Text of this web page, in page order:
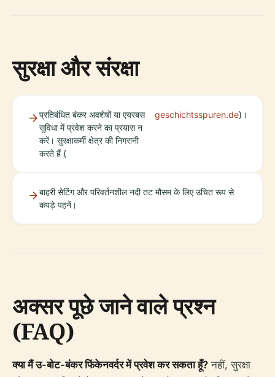
सुरक्षा और संरक्षा
प्रतिबंधित बंकर अवशेषों या एयरबस
सुविधा में प्रवेश करने का प्रयास न
करें। सुरक्षाकर्मी क्षेत्र की निगरानी
करते हैं (
geschichtsspuren.de)।
बाहरी सेटिंग और परिवर्तनशील नदी तट मौसम के लिए उचित रूप से
कपड़े पहनें।
अक्सर पूछे जाने वाले प्रश्न
(FAQ)
क्या मैं उ-बोट-बंकर फिंकेनवर्दर में प्रवेश कर सकता हूँ? नहीं, सुरक्षा